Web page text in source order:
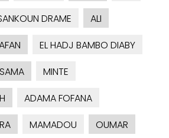
DRAME
ALI
EL HADJ BAMBO DIABY
MINTE
ADAMA FOFANA
MAMADOU
OUMAR